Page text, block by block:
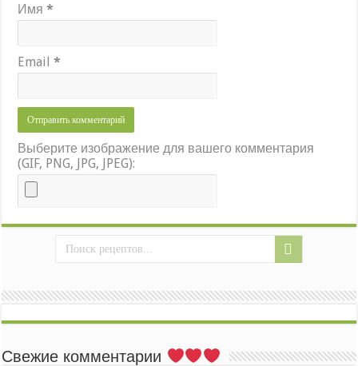
Имя*
Email*
Выберите изображение для вашего комментария
(GIF, PNG, JPG, JPEG):
Свежие комментарии